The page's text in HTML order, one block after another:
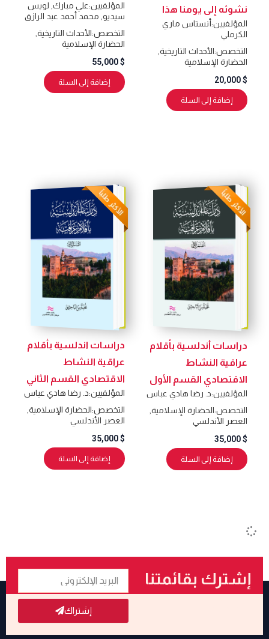
نشوئه إلى يومنا هذا
المؤلفيين:أنستاس ماري
الكرملي
التخصص:الأحداث التاريخية,
الحضارة الإسلامية
20,000
إضافة إلى السلة
المؤلفيين:علي مبارك,لويس
سيديو,محمد أحمد عبد الرازق
التخصص:الأحداث التاريخية,
الحضارة الإسلامية
55,000
إضافة إلى السلة
دراسات أندلسية بأقلام
عراقية النشاط
الاقتصادي القسم الأول
المؤلفيين:د. رضا هادي عباس
التخصص:الحضارة الإسلامية,
العصر الأندلسي
35,000
إضافة إلى السلة
دراسات اندلسية بأقلام
عراقية النشاط
الاقتصادي القسم الثاني
المؤلفيين:د. رضا هادي عباس
التخصص:الحضارة الإسلامية,
العصر الأندلسي
35,000
إضافة إلى السلة
إشترك بقائمتنا
البريدية
الإلكتروني
إشتراك